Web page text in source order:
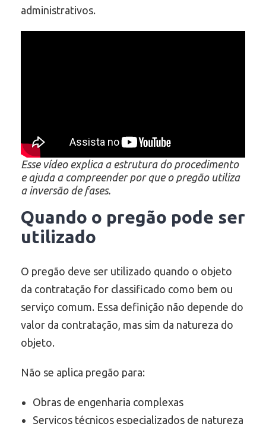
administrativos.
Esse vídeo explica a estrutura do procedimento
e ajuda a compreender por que o pregão utiliza
a inversão de fases.
Quando o pregão pode ser
utilizado
O pregão deve ser utilizado quando o objeto
da contratação for classificado como bem ou
serviço comum. Essa definição não depende do
valor da contratação, mas sim da natureza do
objeto.
Não se aplica pregão para:
Obras de engenharia complexas
Serviços técnicos especializados de natureza